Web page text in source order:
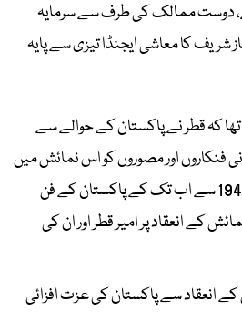
دوست ممالک کی طرف سے سرمایہ
شریف کا معاشی ایجنڈا تیزی سے پایہ
تھا کہ قطر نے پاکستان کے حوالے سے
فنکاروں اور مصوروں کو اس نمائش میں
مدعو کیا گیا، نمائش میں 1947 سے اب تک کے پاکستان کے فن
کے انعقاد پر امیر قطر اور ان کی
انعقاد سے پاکستان کی عزت افزائی